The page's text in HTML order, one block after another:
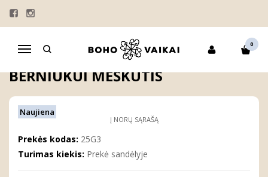
Navigacija
0
Pagrindinis
Pirmo gimtadienio smėlinukas berniukui MEŠKUTIS
PIRMO GIMTADIENIO SMĖLINUKAS
BERNIUKUI MEŠKUTIS
Naujiena
Į NORŲ SĄRAŠĄ
Prekės kodas: 25G3
Turimas kiekis: Prekė sandėlyje